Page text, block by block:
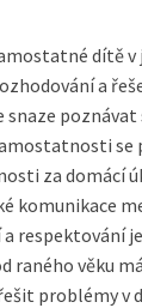
dítě v
a
poznávat
se
za domácí
komunikace
respektování
raného věku
problémy v